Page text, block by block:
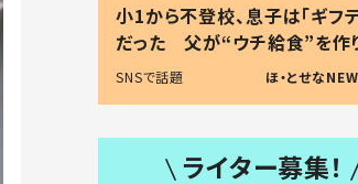
小1から不登校、息子は「ギフテ
だった 父が“ウチ給食”を作
る理由とは #令和の親 #令和
SNSで話題 ほ・とせな
ライター募集！